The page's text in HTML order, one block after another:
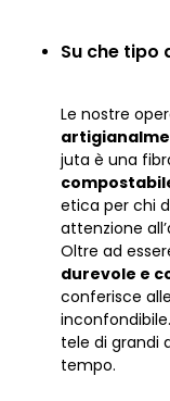
Su che tipo
Le nostre
juta è una
etica per chi
attenzione
Oltre ad
durevole e
conferisce
tele di grandi
tempo.